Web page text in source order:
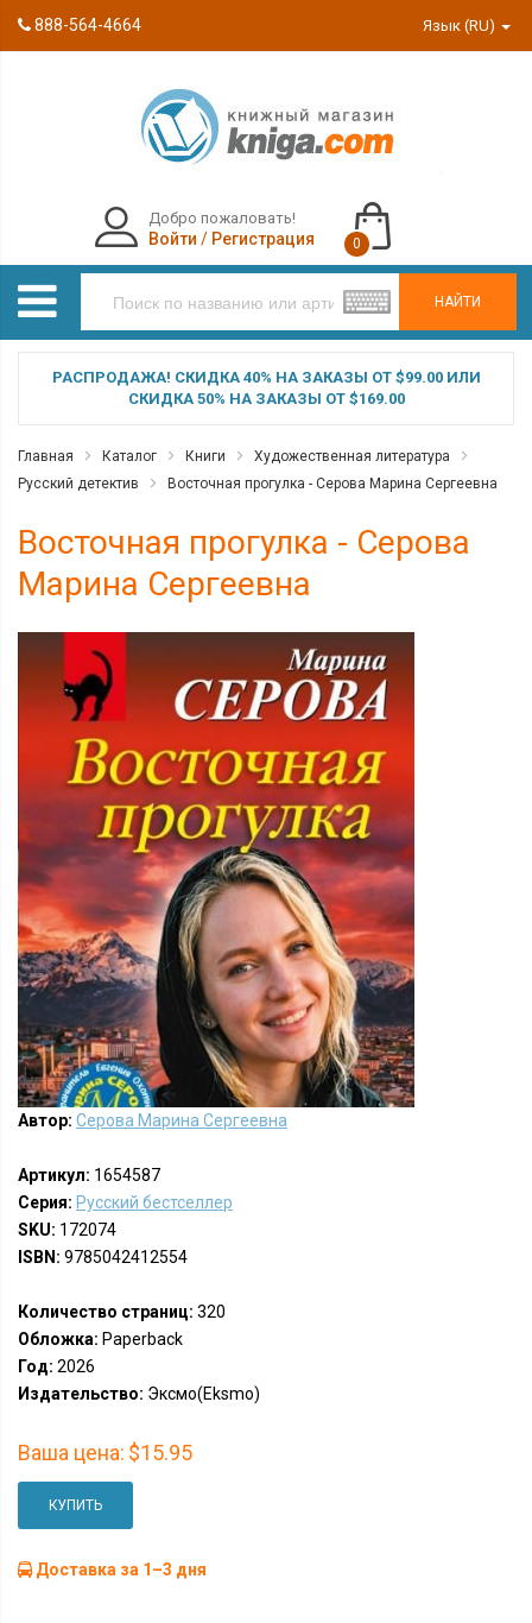
888-564-4664 Язык (RU)
НАЙТИ
Добро пожаловать!
Войти / Регистрация 0
РАСПРОДАЖА! СКИДКА 40% НА ЗАКАЗЫ ОТ $99.00 ИЛИ
СКИДКА 50% НА ЗАКАЗЫ ОТ $169.00
Главная Каталог Книги
Художественная литература
Русский детектив
Восточная прогулка - Серова Марина Сергеевна
Восточная прогулка - Серова
Марина Сергеевна
Автор: Серова Марина Сергеевна
Артикул: 1654587
Серия: Русский бестселлер
SKU: 172074
ISBN: 9785042412554
Количество страниц: 320
Обложка: Paperback
Год: 2026
Издательство: Эксмо(Eksmo)
Ваша цена: $15.95
КУПИТЬ
Доставка за 1–3 дня